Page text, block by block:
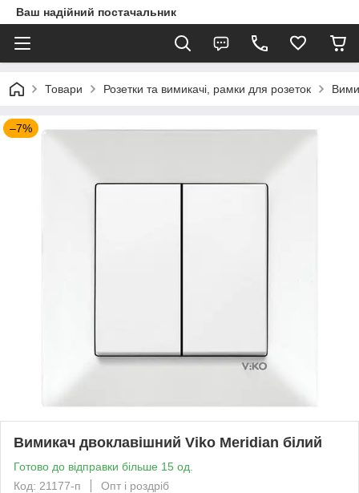
Ваш надійний постачальник
Товари Розетки та вимикачі, рамки для розеток
–7%
Вимикач двоклавішний Viko Meridian білий
Готово до відправки більше 15 од.
Код: 21177-п
Опт і роздріб